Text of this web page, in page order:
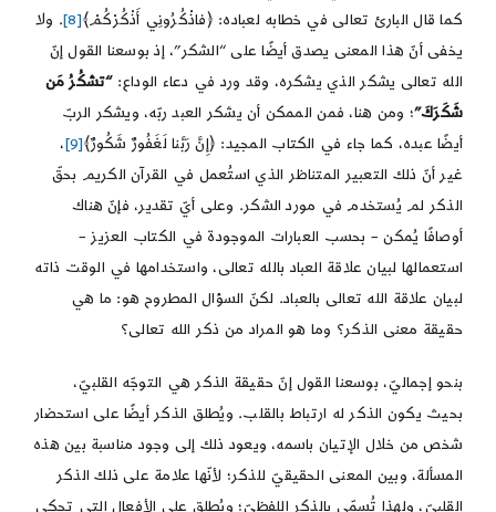
كما قال البارئ تعالى في خطابه لعباده: ﴿فاذْكُرُونِي أَذْكُرْكُمْ﴾[8]
. ولا
يخفى أنّ هذا المعنى يصدق أيضًا على “الشكر”، إذ بوسعنا القول إنّ
الله تعالى يشكر الذي يشكره، وقد ورد في دعاء الوداع:“تشكُرُ مَن
شَكَرَكَ”؛ ومن هنا، فمن الممكن أن يشكر العبد ربّه، ويشكر الربّ
أيضًا عبده، كما جاء في الكتاب المجيد: ﴿إِنَّ رَبَّنا لَغَفُورٌ شَكُورٌ﴾[9]
،
غير أنّ ذلك التعبير المتناظر الذي استُعمل في القرآن الكريم بحقّ
الذكر لم يُستخدم في مورد الشكر. وعلى أيّ تقدير، فإنّ هناك
أوصافًا يُمكن – بحسب العبارات الموجودة في الكتاب العزيز –
استعمالها لبيان علاقة العباد بالله تعالى، واستخدامها في الوقت ذاته
لبيان علاقة الله تعالى بالعباد. لكنّ السؤال المطروح هو: ما هي
حقيقة معنى الذكر؟ وما هو المراد من ذكر الله تعالى؟
بنحو إجماليّ، بوسعنا القول إنّ حقيقة الذكر هي التوجّه القلبيّ،
بحيث يكون الذكر له ارتباط بالقلب. ويُطلق الذكر أيضًا على استحضار
شخص من خلال الإتيان باسمه، ويعود ذلك إلى وجود مناسبة بين هذه
المسألة، وبين المعنى الحقيقيّ للذكر؛ لأنّها علامة على ذلك الذكر
القلبيّ، ولهذا تُسمّى بالذكر اللفظيّ؛ ويُطلق على الأفعال التي تحكي